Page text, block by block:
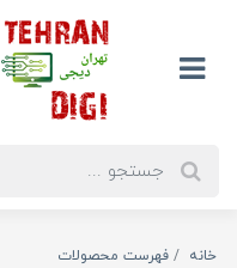
خانه
فهرست محصولات